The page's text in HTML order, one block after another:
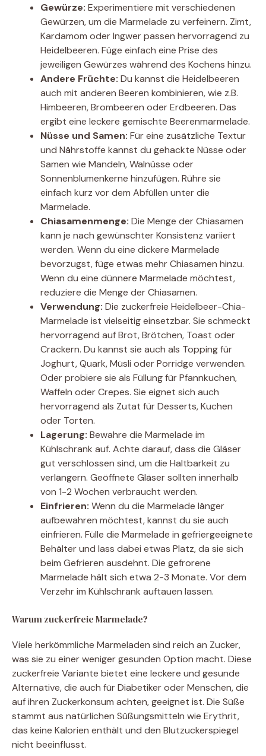
Gewürze: Experimentiere mit verschiedenen
Gewürzen, um die Marmelade zu verfeinern. Zimt,
Kardamom oder Ingwer passen hervorragend zu
Heidelbeeren. Füge einfach eine Prise des
jeweiligen Gewürzes während des Kochens hinzu.
Andere Früchte: Du kannst die Heidelbeeren
auch mit anderen Beeren kombinieren, wie z.B.
Himbeeren, Brombeeren oder Erdbeeren. Das
ergibt eine leckere gemischte Beerenmarmelade.
Nüsse und Samen: Für eine zusätzliche Textur
und Nährstoffe kannst du gehackte Nüsse oder
Samen wie Mandeln, Walnüsse oder
Sonnenblumenkerne hinzufügen. Rühre sie
einfach kurz vor dem Abfüllen unter die
Marmelade.
Chiasamenmenge: Die Menge der Chiasamen
kann je nach gewünschter Konsistenz variiert
werden. Wenn du eine dickere Marmelade
bevorzugst, füge etwas mehr Chiasamen hinzu.
Wenn du eine dünnere Marmelade möchtest,
reduziere die Menge der Chiasamen.
Verwendung: Die zuckerfreie Heidelbeer-Chia-
Marmelade ist vielseitig einsetzbar. Sie schmeckt
hervorragend auf Brot, Brötchen, Toast oder
Crackern. Du kannst sie auch als Topping für
Joghurt, Quark, Müsli oder Porridge verwenden.
Oder probiere sie als Füllung für Pfannkuchen,
Waffeln oder Crepes. Sie eignet sich auch
hervorragend als Zutat für Desserts, Kuchen
oder Torten.
Lagerung: Bewahre die Marmelade im
Kühlschrank auf. Achte darauf, dass die Gläser
gut verschlossen sind, um die Haltbarkeit zu
verlängern. Geöffnete Gläser sollten innerhalb
von 1-2 Wochen verbraucht werden.
Einfrieren: Wenn du die Marmelade länger
aufbewahren möchtest, kannst du sie auch
einfrieren. Fülle die Marmelade in gefriergeeignete
Behälter und lass dabei etwas Platz, da sie sich
beim Gefrieren ausdehnt. Die gefrorene
Marmelade hält sich etwa 2-3 Monate. Vor dem
Verzehr im Kühlschrank auftauen lassen.
Warum zuckerfreie Marmelade?
Viele herkömmliche Marmeladen sind reich an Zucker,
was sie zu einer weniger gesunden Option macht. Diese
zuckerfreie Variante bietet eine leckere und gesunde
Alternative, die auch für Diabetiker oder Menschen, die
auf ihren Zuckerkonsum achten, geeignet ist. Die Süße
stammt aus natürlichen Süßungsmitteln wie Erythrit,
das keine Kalorien enthält und den Blutzuckerspiegel
nicht beeinflusst.